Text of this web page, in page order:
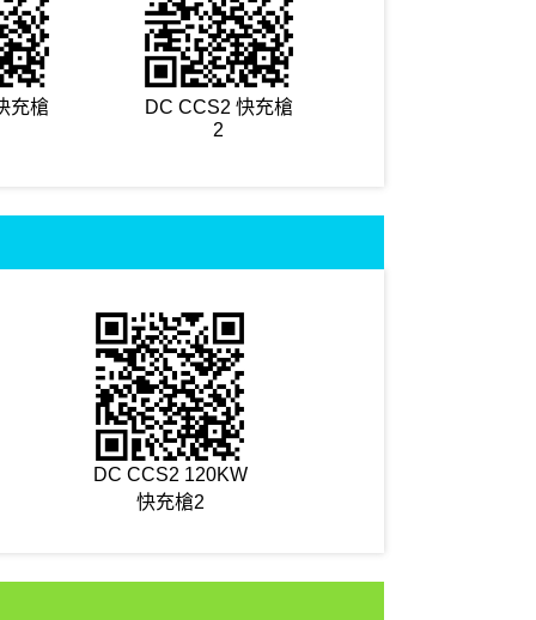
充槍
DC CCS2 快充槍
2
DC CCS2 120KW
快充槍2